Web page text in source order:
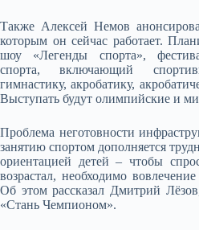
Также Алексей Немов
которым он сейчас работает.
шоу «Легенды спорта»,
спорта, включающий
гимнастику, акробатику,
Выступать будут олимпийские и
Проблема неготовности
занятию спортом дополняется
ориентацией детей – чтобы
возрастал, необходимо
Об этом рассказал Дмитрий
«Стань Чемпионом».